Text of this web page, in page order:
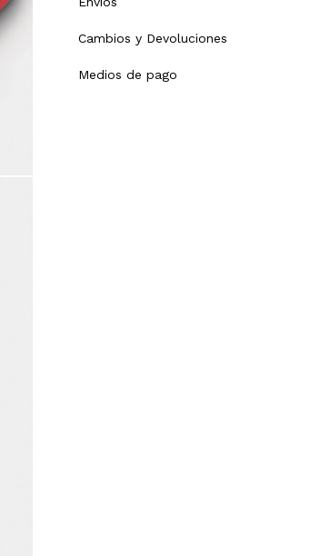
Cambios y Devoluciones
Medios de pago